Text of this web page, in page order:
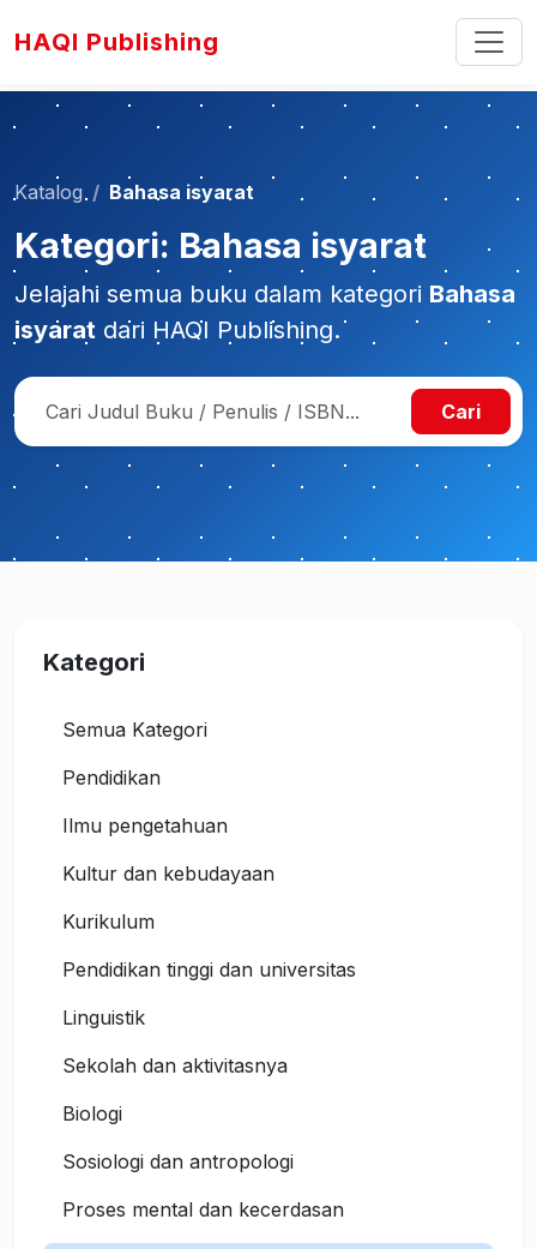
HAQI Publishing
Katalog Bahasa isyarat
Kategori: Bahasa isyarat
Jelajahi semua buku dalam kategori Bahasa
isyarat dari HAQI Publishing.
Cari
Kategori
Semua Kategori
Pendidikan
Ilmu pengetahuan
Kultur dan kebudayaan
Kurikulum
Pendidikan tinggi dan universitas
Linguistik
Sekolah dan aktivitasnya
Biologi
Sosiologi dan antropologi
Proses mental dan kecerdasan